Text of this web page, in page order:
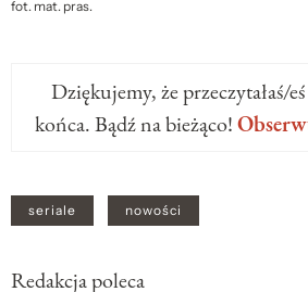
fot. mat. pras.
Dziękujemy, że przeczytałaś/
końca. Bądź na bieżąco!
seriale nowości
Redakcja poleca